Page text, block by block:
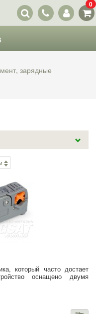
Наши
контакты
0
зарядные
который часто достает
оснащено двумя